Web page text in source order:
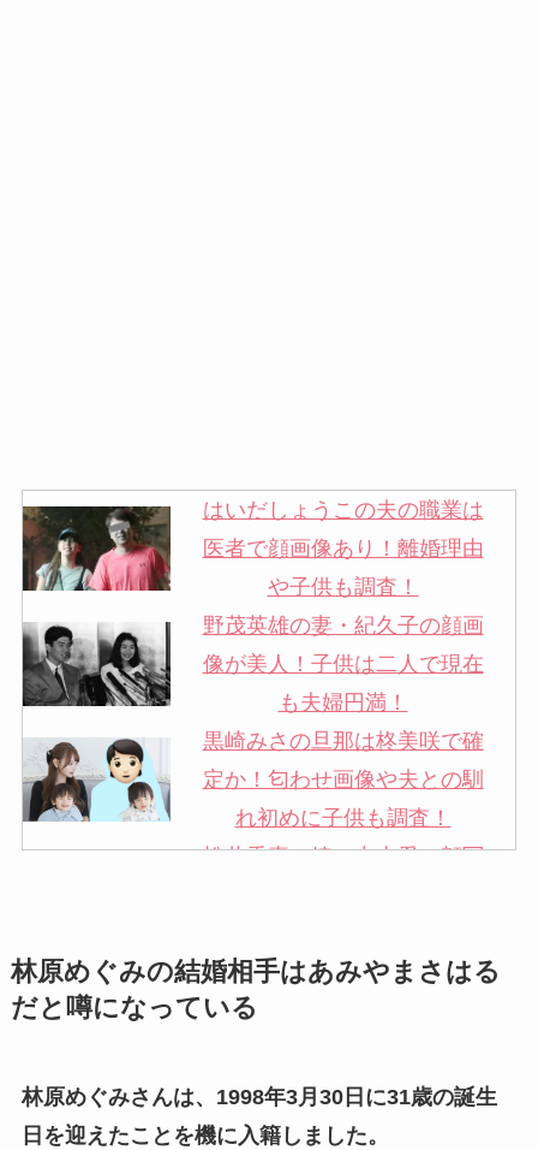
はいだしょうこの夫の職業は
医者で顔画像あり！離婚理由
や子供も調査！
野茂英雄の妻・紀久子の顔画
像が美人！子供は二人で現在
も夫婦円満！
黒崎みさの旦那は柊美咲で確
定か！匂わせ画像や夫との馴
れ初めに子供も調査！
松井秀喜の嫁・中山愛の顔写
申真衣の旦那・工藤けんの現
在の会社はどこ？馴れ初めや
竹田恒泰の奥さんの顔写真が
美人！子供や結婚の馴れ初め
林原めぐみの結婚相手はあみやまさはる
だと噂になっている
林原めぐみさんは、1998年3月30日に31歳の誕生
日を迎えたことを機に入籍しました。